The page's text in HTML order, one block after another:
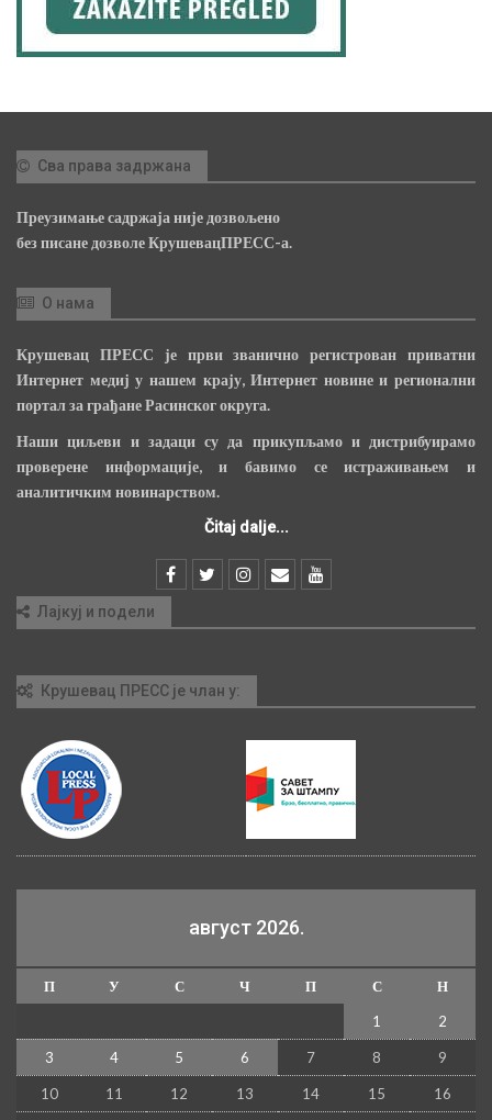
Сва права задржана
Преузимање садржаја није дозвољено
без писане дозволе КрушевацПРЕСС-а.
О нама
Крушевац ПРЕСС је први званично регистрован приватни
Интернет медиј у нашем крају, Интернет новине и регионални
портал за грађане Расинског округа.
Наши циљеви и задаци су да прикупљамо и дистрибуирамо
проверене информације, и бавимо се истраживањем и
аналитичким новинарством.
Čitaj dalje...
Лајкуј и подели
Крушевац ПРЕСС је члан у:
август 2026.
П У С Ч П С
Н
1
2
3 4 5 6 7 8 9
10 11 12 13 14 15 16